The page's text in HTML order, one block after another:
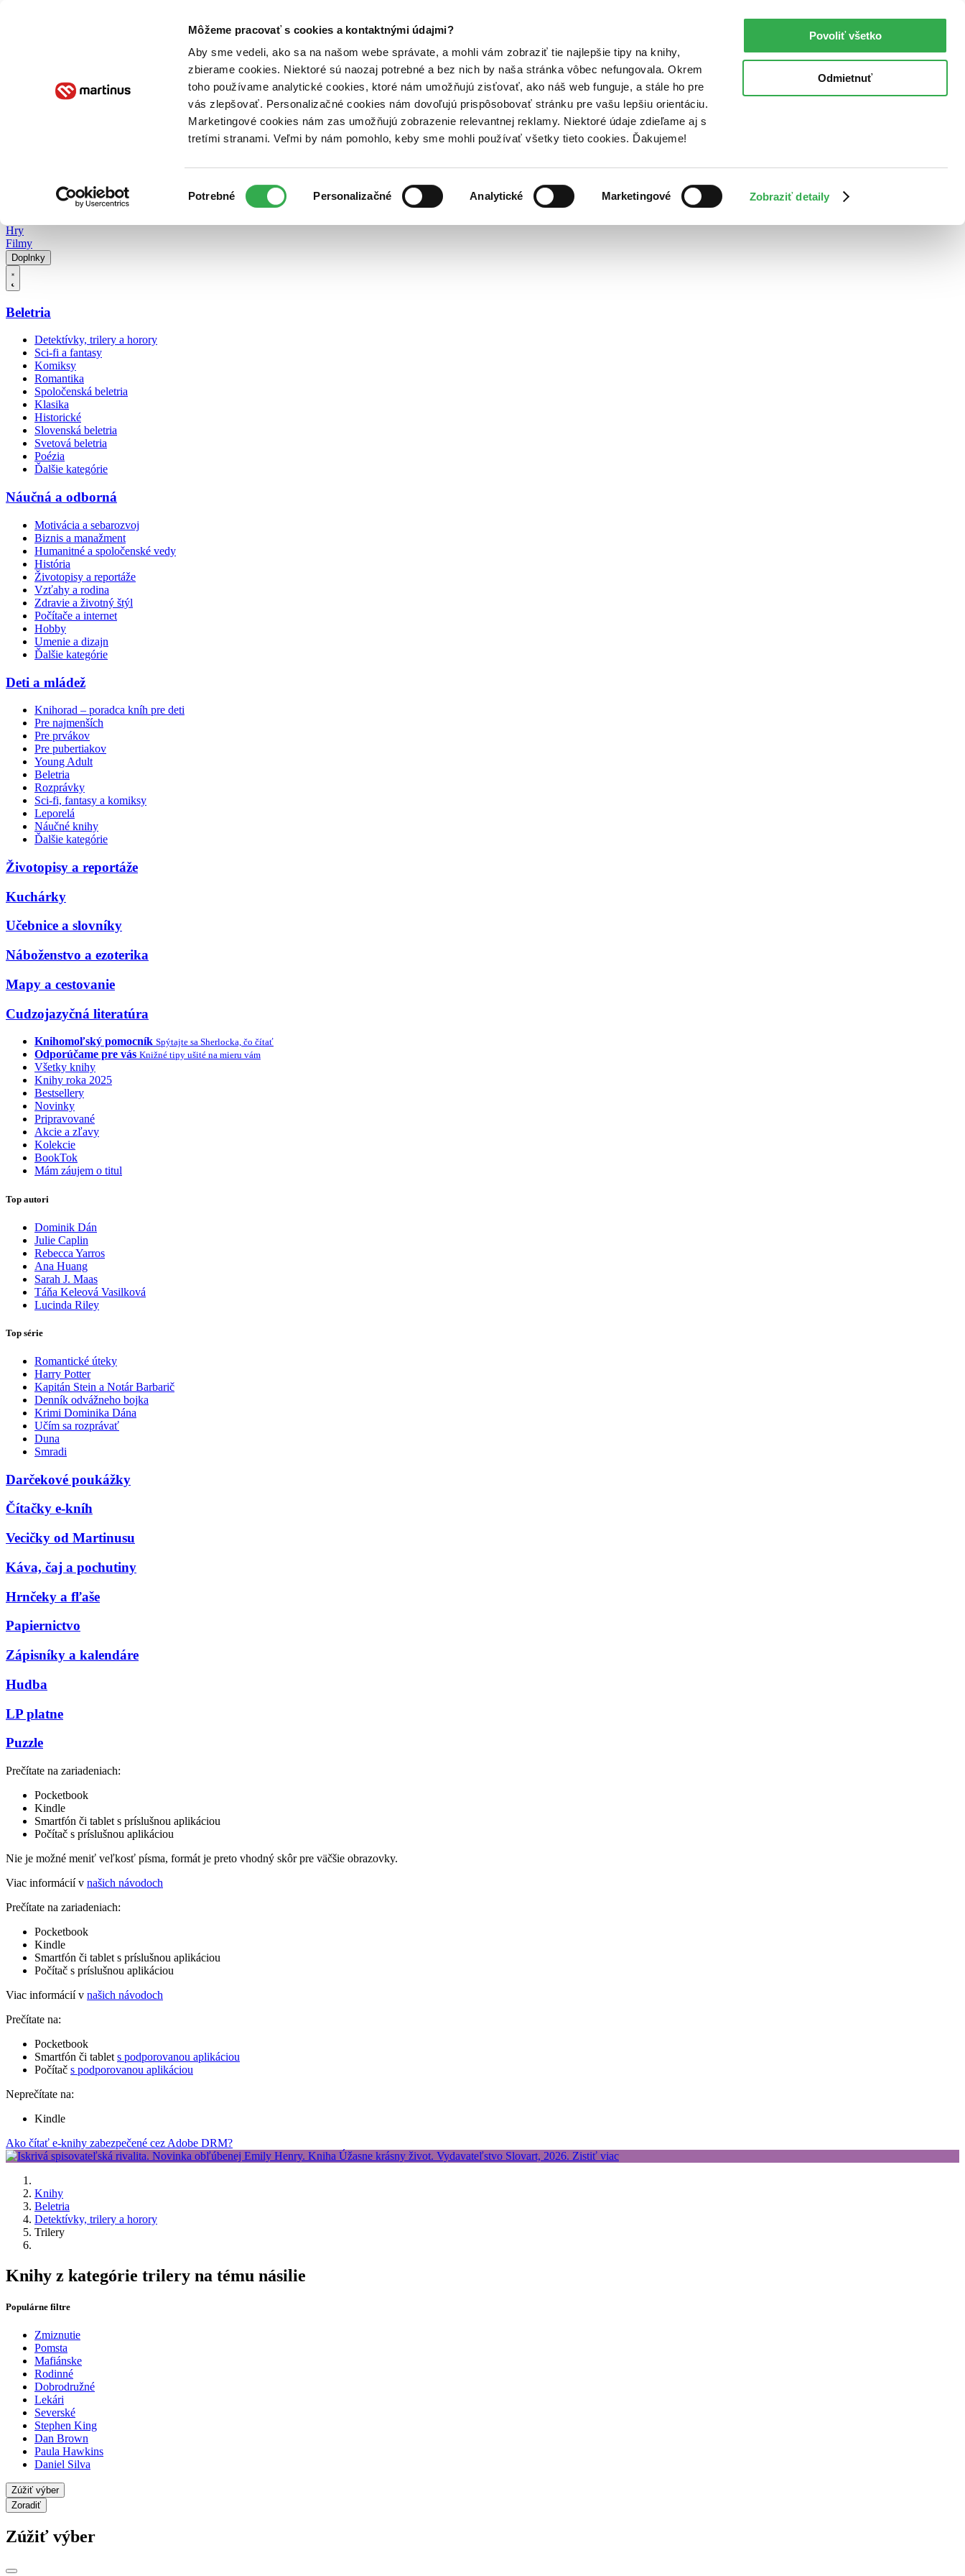
Môžeme pracovať s cookies a kontaktnými údajmi?
Aby sme vedeli, ako sa na našom webe správate, a mohli vám zobraziť tie najlepšie tipy na knihy,
zbierame cookies. Niektoré sú naozaj potrebné a bez nich by naša stránka vôbec nefungovala. Okrem
toho používame analytické cookies, ktoré nám umožňujú zisťovať, ako náš web funguje, a stále ho pre
vás zlepšovať. Personalizačné cookies nám dovoľujú prispôsobovať stránku pre vašu lepšiu orientáciu.
Marketingové cookies nám zas umožňujú zobrazenie relevantnej reklamy. Niektoré údaje zdieľame aj s
tretími stranami. Veľmi by nám pomohlo, keby sme mohli používať všetky tieto cookies. Ďakujeme!
súhlasu
Potrebné Personalizačné Analytické Marketingové Zobraziť detaily
Povoliť všetko
Odmietnuť
Poukážky Kontakt
Hry
Filmy
Doplnky
Beletria
Detektívky, trilery a horory
Sci-fi a fantasy
Komiksy
Romantika
Spoločenská beletria
Klasika
Historické
Slovenská beletria
Svetová beletria
Poézia
Ďalšie kategórie
Náučná a odborná
Motivácia a sebarozvoj
Biznis a manažment
Humanitné a spoločenské vedy
História
Životopisy a reportáže
Vzťahy a rodina
Zdravie a životný štýl
Počítače a internet
Hobby
Umenie a dizajn
Ďalšie kategórie
Deti a mládež
Knihorad – poradca kníh pre deti
Pre najmenších
Pre prvákov
Pre pubertiakov
Young Adult
Beletria
Rozprávky
Sci-fi, fantasy a komiksy
Leporelá
Náučné knihy
Ďalšie kategórie
Životopisy a reportáže
Kuchárky
Učebnice a slovníky
Náboženstvo a ezoterika
Mapy a cestovanie
Cudzojazyčná literatúra
Knihomoľský pomocník Spýtajte sa Sherlocka, čo čítať
Odporúčame pre vás Knižné tipy ušité na mieru vám
Všetky knihy
Knihy roka 2025
Bestsellery
Novinky
Pripravované
Akcie a zľavy
Kolekcie
BookTok
Mám záujem o titul
Top autori
Dominik Dán
Julie Caplin
Rebecca Yarros
Ana Huang
Sarah J. Maas
Táňa Keleová Vasilková
Lucinda Riley
Top série
Romantické úteky
Harry Potter
Kapitán Stein a Notár Barbarič
Denník odvážneho bojka
Krimi Dominika Dána
Učím sa rozprávať
Duna
Smradi
Darčekové poukážky
Čítačky e-kníh
Vecičky od Martinusu
Káva, čaj a pochutiny
Hrnčeky a fľaše
Papiernictvo
Zápisníky a kalendáre
Hudba
LP platne
Puzzle
Prečítate na zariadeniach:
Pocketbook
Kindle
Smartfón či tablet s príslušnou aplikáciou
Počítač s príslušnou aplikáciou
Nie je možné meniť veľkosť písma, formát je preto vhodný skôr pre väčšie obrazovky.
Viac informácií v našich návodoch
Prečítate na zariadeniach:
Pocketbook
Kindle
Smartfón či tablet s príslušnou aplikáciou
Počítač s príslušnou aplikáciou
Viac informácií v našich návodoch
Prečítate na:
Pocketbook
Smartfón či tablet s podporovanou aplikáciou
Počítač s podporovanou aplikáciou
Neprečítate na:
Kindle
Ako čítať e-knihy zabezpečené cez Adobe DRM?
Knihy
Beletria
Detektívky, trilery a horory
Trilery
Knihy z kategórie trilery na tému násilie
Populárne filtre
Zmiznutie
Pomsta
Mafiánske
Rodinné
Dobrodružné
Lekári
Severské
Stephen King
Dan Brown
Paula Hawkins
Daniel Silva
Zúžiť výber
Zoradiť
Zúžiť výber